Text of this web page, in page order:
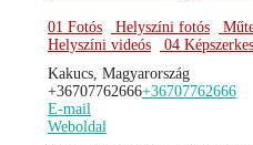
01 Fotós Helyszíni fotós
Helyszíni videós
04
Kakucs, Magyarország
+36707762666+36707762666
E-mail
Weboldal